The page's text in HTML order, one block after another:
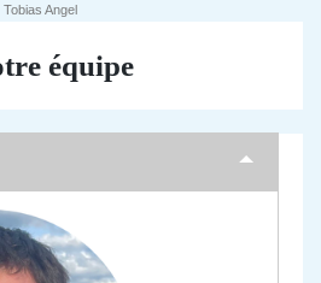
Tobias Angel
équipe